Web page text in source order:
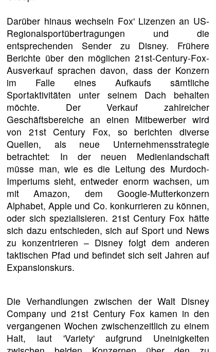
Darüber hinaus wechseln Fox' Lizenzen an US-
Regionalsportübertragungen und die
entsprechenden Sender zu Disney. Frühere
Berichte über den möglichen 21st-Century-Fox-
Ausverkauf sprachen davon, dass der Konzern
im Falle eines Aufkaufs sämtliche
Sportaktivitäten unter seinem Dach behalten
möchte. Der Verkauf zahlreicher
Geschäftsbereiche an einen Mitbewerber wird
von 21st Century Fox, so berichten diverse
Quellen, als neue Unternehmensstrategie
betrachtet: In der neuen Medienlandschaft
müsse man, wie es die Leitung des Murdoch-
Imperiums sieht, entweder enorm wachsen, um
mit Amazon, dem Google-Mutterkonzern
Alphabet, Apple und Co. konkurrieren zu können,
oder sich spezialisieren. 21st Century Fox hätte
sich dazu entschieden, sich auf Sport und News
zu konzentrieren – Disney folgt dem anderen
taktischen Pfad und befindet sich seit Jahren auf
Expansionskurs.
Die Verhandlungen zwischen der Walt Disney
Company und 21st Century Fox kamen in den
vergangenen Wochen zwischenzeitlich zu einem
Halt, laut 'Variety' aufgrund Uneinigkeiten